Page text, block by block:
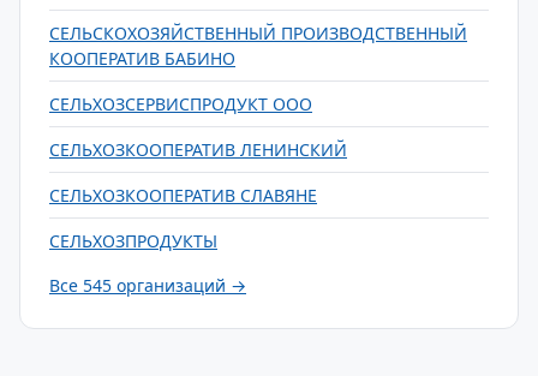
СЕЛЬСКОХОЗЯЙСТВЕННЫЙ ПРОИЗВОДСТВЕННЫЙ
КООПЕРАТИВ БАБИНО
СЕЛЬХОЗСЕРВИСПРОДУКТ ООО
СЕЛЬХОЗКООПЕРАТИВ ЛЕНИНСКИЙ
СЕЛЬХОЗКООПЕРАТИВ СЛАВЯНЕ
СЕЛЬХОЗПРОДУКТЫ
Все 545 организаций →